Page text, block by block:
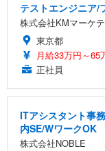
テストエンジニア/
株式会社KMマーケ
東京都
月給33万円～65
正社員
ITアシスタント事
内SE/WワークOK
株式会社NOBLE